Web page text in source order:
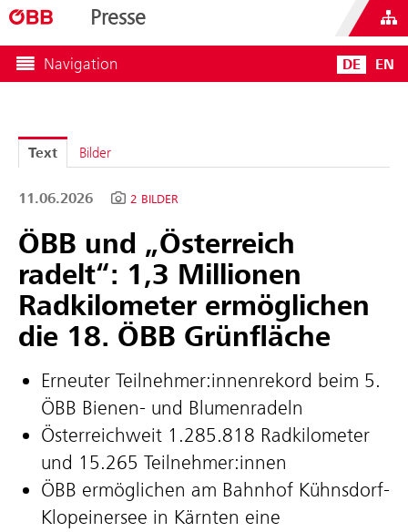
Presse
Navigation DE EN
Text Bilder
11.06.2026 2 BILDER
ÖBB und „Österreich
radelt“: 1,3 Millionen
Radkilometer ermöglichen
die 18. ÖBB Grünfläche
Erneuter Teilnehmer:innenrekord beim 5.
ÖBB Bienen- und Blumenradeln
Österreichweit 1.285.818 Radkilometer
und 15.265 Teilnehmer:innen
ÖBB ermöglichen am Bahnhof Kühnsdorf-
Klopeinersee in Kärnten eine